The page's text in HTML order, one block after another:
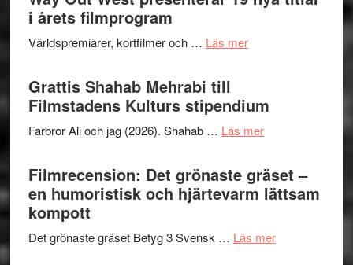
för
X-
I
Want
to
Believe
Vrach
Frankenshtey
med
i årets filmprogram
Världspremiärer, kortfilmer och … Läs merom
presenterar
19
titlar
i
Grattis Shahab Mehrabi till
Filmstadens Kulturs stipendium
Farbror Ali och jag (2026). Shahab … Läs merom
Shahab
Mehrabi
till
Kulturs
Filmrecension: Det grönaste gräset –
en humoristisk och hjärtevarm lättsam
kompott
Det grönaste gräset Betyg 3 Svensk … Läs merom